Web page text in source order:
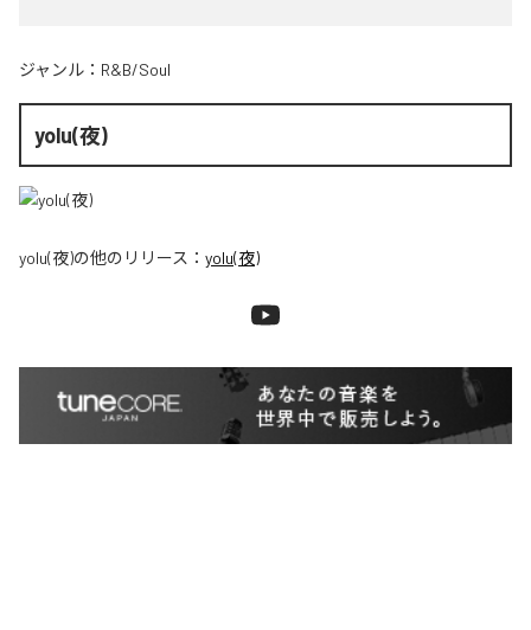
ジャンル： R&B/Soul
yolu(夜)
yolu(夜)の他のリリース： yolu(夜)